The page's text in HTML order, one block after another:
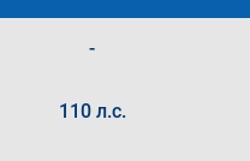
-
110 л.с.